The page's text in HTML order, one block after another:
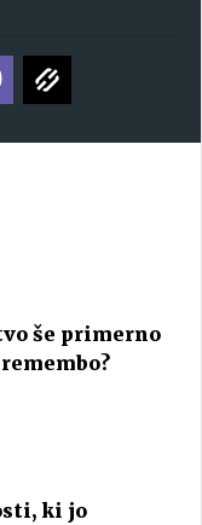
še primerno
ki jo